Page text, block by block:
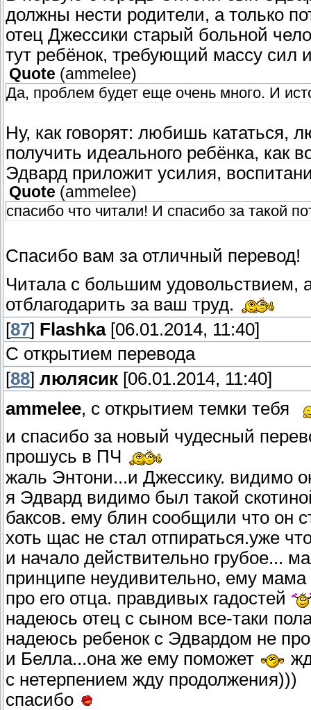
должны нести родители, а только
отец Джессики старый больной
тут ребёнок, требующий массу сил
Quote (ammelee)
Да, проблем будет еще очень много. И
Ну, как говорят: любишь кататься,
получить идеального ребёнка, как
Эдвард приложит усилия,
Quote (ammelee)
спасибо что читали! И спасибо за такой
Спасибо вам за отличный перевод!
Читала с большим
отблагодарить за ваш труд.
[87] Flashka[06.01.2014, 11:40]
С открытием перевода
[88] люлясик [06.01.2014, 11:40]
ammelee, с открытием темки тебя
и спасибо за новый чудесный
прошусь в ПЧ
жаль Энтони...и Джессику. видимо
я Эдвард видимо был такой
баксов. ему блин сообщили что он
хоть щас не стал отпираться.уже
и начало действительно грубое...
принципе неудивительно, ему мама
про его отца. правдивых гадостей
надеюсь отец с сыном все-таки
надеюсь ребенок с Эдвардом не
и Белла...она же ему поможет
с нетерпением жду продолжения)))
спасибо